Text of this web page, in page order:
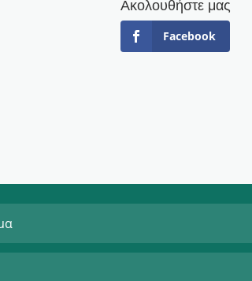
Ακολουθήστε μας
Facebook